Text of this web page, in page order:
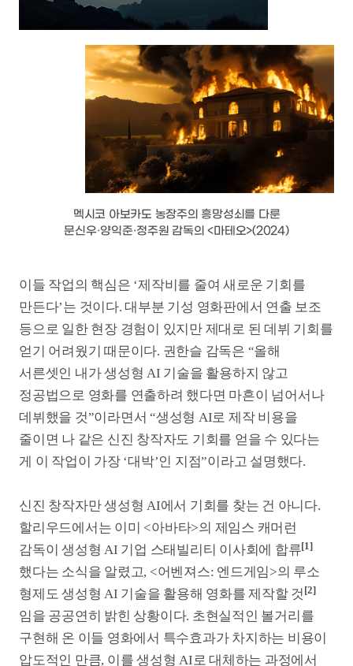
신진 창작자만 생성형 AI에서 기회를 찾는 건 아니다.
할리우드에서는 이미 <아바타>의 제임스 캐머런
감독이 생성형 AI 기업 스태빌리티 이사회에 합류[1]
했다는 소식을 알렸고, <어벤져스: 엔드게임>의 루소
형제도 생성형 AI 기술을 활용해 영화를 제작할 것[2]
임을 공공연히 밝힌 상황이다. 초현실적인 볼거리를
구현해 온 이들 영화에서 특수효과가 차지하는 비용이
압도적인 만큼, 이를 생성형 AI로 대체하는 과정에서
획기적인 제작비 절감이 가능하기 때문일 것이다.
생성형 AI를 활용할 경우 창작의 제한이 사라진다는
점도 주목할 만하다. 폴란드의 감독 파크리트 베가가
지난해 칸국제영화제에서 공개한 뒤 미국, 독일 등
모습이나 죽음을 맞이하는 장면 등을 생성형 AI로
제작했다. 이 거침없는 창작은 출연 배우의 얼굴을
푸틴과 유사하게 변형
시키는 방식으로 완성되었다.
게티즈버그에서 한 유명 연설을 영상화한 <링컨 앳
게티즈버그>[4]사례도 있다. 고인이 된 링컨 대통령
출연 장면을 포함해 전체 분량을 생성형 AI로 완성했다.
[1] 스태빌리티, https://stability.ai/news/james-cameron-joins-
stability-ai-board-of-directors (2024.09.24.)
brothers-upended-hollywood-once-now-they-aim-to-do-it-again-
[3] 스크린데일리, https://www.screendaily.com/news/putin-
director-on-guerrilla-filming-in-russia-and-his-ai-
ambitions/5198997.article (2024.11.08.)
[4] 국제AI영화제, https://aifilmfest.org/winners?
utm_source=chatgpt.com (2025.01.)